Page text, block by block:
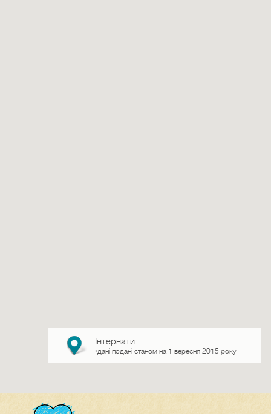
Інтернати
*дані подані станом на 1 вересня 2015 року